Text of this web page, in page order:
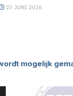
23 JUNI 2026
mogelijk